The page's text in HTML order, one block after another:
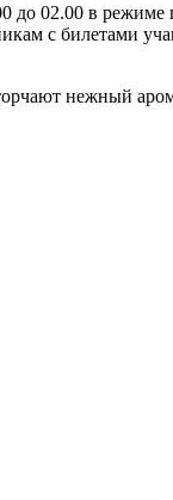
до 02.00 в
с билетами
нежный